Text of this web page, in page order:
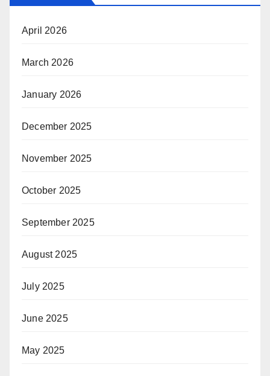
April 2026
March 2026
January 2026
December 2025
November 2025
October 2025
September 2025
August 2025
July 2025
June 2025
May 2025